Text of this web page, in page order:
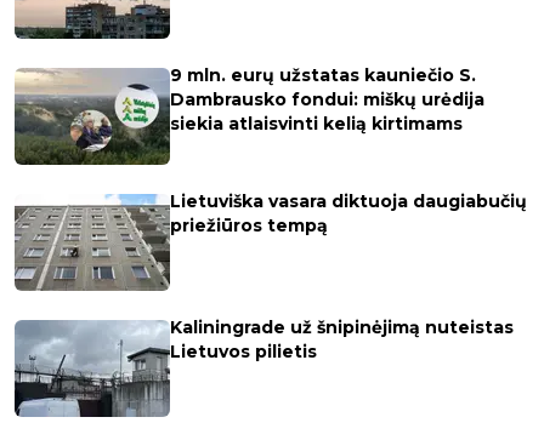
9 mln. eurų užstatas kauniečio S.
Dambrausko fondui: miškų urėdija
siekia atlaisvinti kelią kirtimams
Lietuviška vasara diktuoja daugiabučių
priežiūros tempą
Kaliningrade už šnipinėjimą nuteistas
Lietuvos pilietis